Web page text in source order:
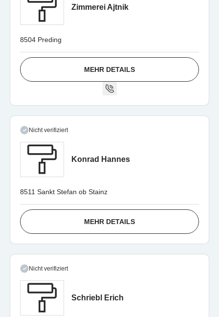
Zimmerei Ajtnik
8504 Preding
MEHR DETAILS
Nicht verifiziert
Konrad Hannes
8511 Sankt Stefan ob Stainz
MEHR DETAILS
Nicht verifiziert
Schriebl Erich